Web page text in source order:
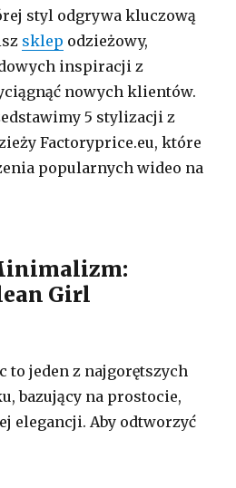
styl odgrywa kluczową
sklep odzieżowy,
inspiracji z
nowych klientów.
5 stylizacji z
Factoryprice.eu, które
popularnych wideo na
Girl
to jeden z najgorętszych
bazujący na prostocie,
elegancji. Aby odtworzyć